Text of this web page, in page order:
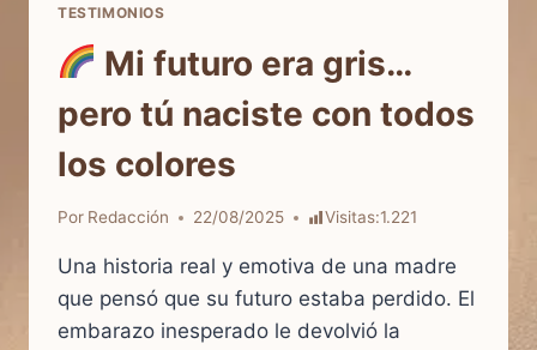
TESTIMONIOS
Mi futuro era gris…
pero tú naciste con todos
los colores
Por Redacción 22/08/2025 Visitas:1.221
Una historia real y emotiva de una madre
que pensó que su futuro estaba perdido. El
embarazo inesperado le devolvió la